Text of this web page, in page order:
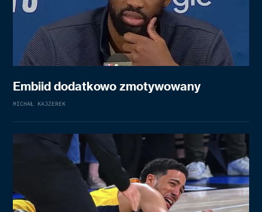
Embiid dodatkowo zmotywowany
MICHAŁ KAJZEREK